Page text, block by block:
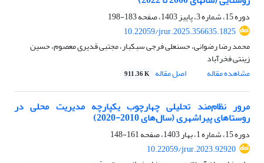
دوره 15، شماره 3، پاییز 1403، صفحه
183-198
10.22059/jrur.2025.356635.1825
محمد رضا رضوانی، حسنعلی فرجی سبکبار، مجتبی قدیری معصوم، حسین
زینتی فخرآباد
مشاهده مقاله
اصل مقاله 911.36 K
مرور نظام‌مند تحلیلی چهارچوب یکپارچه مدیریت محلی در
روستاهای پیراشهری (سال‌های 2010-2020)
دوره 15، شماره 1، بهار 1403، صفحه
161-148
10.22059/jrur.2023.92920